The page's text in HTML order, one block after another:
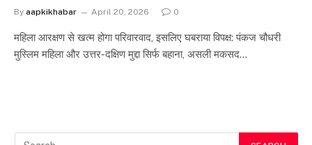
By aapkikhabar April 20, 2026 0
महिला आरक्षण से खत्म होगा परिवारवाद, इसलिए घबराया विपक्ष: पंकज चौधरी
मुस्लिम महिला और उत्तर-दक्षिण मुद्दा सिर्फ बहाना, असली मकसद…